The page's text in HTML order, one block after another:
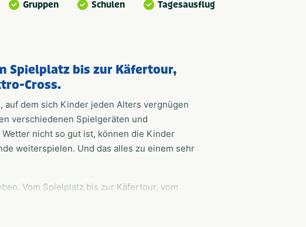
Gruppen Schulen Tagesausflug
Spielplatz bis zur Käfertour,
Cross.
dem sich Kinder jeden Alters vergnügen
verschiedenen Spielgeräten und
nicht so gut ist, können die Kinder
weiterspielen. Und das alles zu einem sehr
Vom Spielplatz bis zur Käfertour, vom
möchten, alles ist möglich. Schauen